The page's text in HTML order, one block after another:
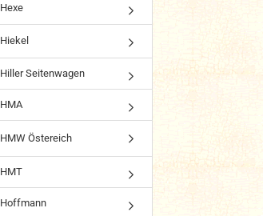
Hexe
Hiekel
Hiller Seitenwagen
HMA
HMW Östereich
HMT
Hoffmann